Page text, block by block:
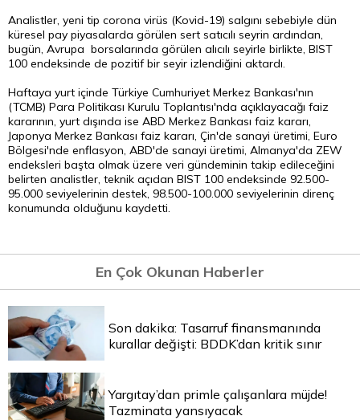
Analistler, yeni tip corona virüs (Kovid-19) salgını sebebiyle dün
küresel pay piyasalarda görülen sert satıcılı seyrin ardından,
bugün, Avrupa borsalarında görülen alıcılı seyirle birlikte, BIST
100 endeksinde de pozitif bir seyir izlendiğini aktardı.
Haftaya yurt içinde Türkiye Cumhuriyet Merkez Bankası'nın
(TCMB) Para Politikası Kurulu Toplantısı'nda açıklayacağı faiz
kararının, yurt dışında ise ABD Merkez Bankası faiz kararı,
Japonya Merkez Bankası faiz kararı, Çin'de sanayi üretimi, Euro
Bölgesi'nde enflasyon, ABD'de sanayi üretimi, Almanya'da ZEW
endeksleri başta olmak üzere veri gündeminin takip edileceğini
belirten analistler, teknik açıdan BIST 100 endeksinde 92.500-
95.000 seviyelerinin destek, 98.500-100.000 seviyelerinin direnç
konumunda olduğunu kaydetti.
En Çok Okunan Haberler
Son dakika: Tasarruf finansmanında
kurallar değişti: BDDK’dan kritik sınır
Yargıtay’dan primle çalışanlara müjde!
Tazminata yansıyacak